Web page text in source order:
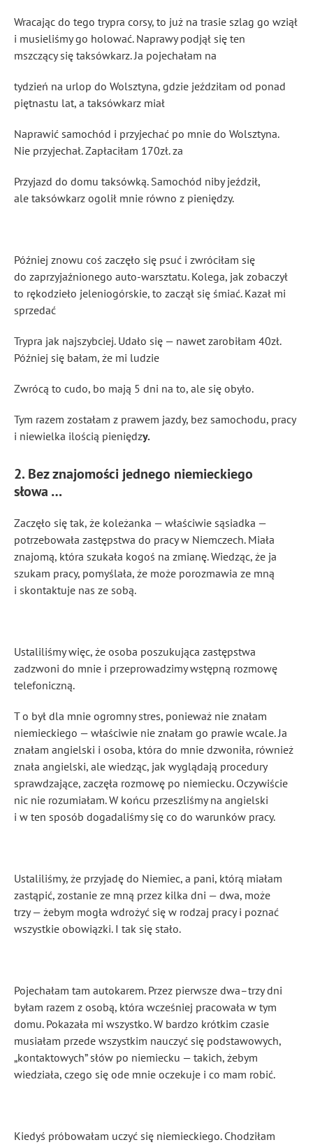
Wracając do tego trypra corsy, to już na trasie szlag go wziął
i musieliśmy go holować. Naprawy podjął się ten
mszczący się taksówkarz. Ja pojechałam na
tydzień na urlop do Wolsztyna, gdzie jeździłam od ponad
piętnastu lat, a taksówkarz miał
Naprawić samochód i przyjechać po mnie do Wolsztyna.
Nie przyjechał. Zapłaciłam 170zł. za
Przyjazd do domu taksówką. Samochód niby jeździł,
ale taksówkarz ogolił mnie równo z pieniędzy.
Później znowu coś zaczęło się psuć i zwróciłam się
do zaprzyjaźnionego auto-warsztatu. Kolega, jak zobaczył
to rękodzieło jeleniogórskie, to zaczął się śmiać. Kazał mi
sprzedać
Trypra jak najszybciej. Udało się — nawet zarobiłam 40zł.
Później się bałam, że mi ludzie
Zwrócą to cudo, bo mają 5 dni na to, ale się obyło.
Tym razem zostałam z prawem jazdy, bez samochodu, pracy
i niewielka ilością pieniędzy.
2. Bez znajomości jednego niemieckiego
słowa …
Zaczęło się tak, że koleżanka — właściwie sąsiadka —
potrzebowała zastępstwa do pracy w Niemczech. Miała
znajomą, która szukała kogoś na zmianę. Wiedząc, że ja
szukam pracy, pomyślała, że może porozmawia ze mną
i skontaktuje nas ze sobą.
Ustaliliśmy więc, że osoba poszukująca zastępstwa
zadzwoni do mnie i przeprowadzimy wstępną rozmowę
telefoniczną.
T o był dla mnie ogromny stres, ponieważ nie znałam
niemieckiego — właściwie nie znałam go prawie wcale. Ja
znałam angielski i osoba, która do mnie dzwoniła, również
znała angielski, ale wiedząc, jak wyglądają procedury
sprawdzające, zaczęła rozmowę po niemiecku. Oczywiście
nic nie rozumiałam. W końcu przeszliśmy na angielski
i w ten sposób dogadaliśmy się co do warunków pracy.
Ustaliliśmy, że przyjadę do Niemiec, a pani, którą miałam
zastąpić, zostanie ze mną przez kilka dni — dwa, może
trzy — żebym mogła wdrożyć się w rodzaj pracy i poznać
wszystkie obowiązki. I tak się stało.
Pojechałam tam autokarem. Przez pierwsze dwa–trzy dni
byłam razem z osobą, która wcześniej pracowała w tym
domu. Pokazała mi wszystko. W bardzo krótkim czasie
musiałam przede wszystkim nauczyć się podstawowych,
„kontaktowych” słów po niemiecku — takich, żebym
wiedziała, czego się ode mnie oczekuje i co mam robić.
Kiedyś próbowałam uczyć się niemieckiego. Chodziłam